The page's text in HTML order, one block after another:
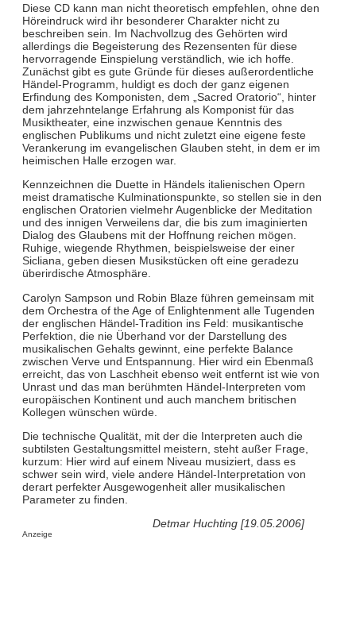
Diese CD kann man nicht theoretisch empfehlen, ohne den
Höreindruck wird ihr besonderer Charakter nicht zu
beschreiben sein. Im Nachvollzug des Gehörten wird
allerdings die Begeisterung des Rezensenten für diese
hervorragende Einspielung verständlich, wie ich hoffe.
Zunächst gibt es gute Gründe für dieses außerordentliche
Händel-Programm, huldigt es doch der ganz eigenen
Erfindung des Komponisten, dem „Sacred Oratorio“, hinter
dem jahrzehntelange Erfahrung als Komponist für das
Musiktheater, eine inzwischen genaue Kenntnis des
englischen Publikums und nicht zuletzt eine eigene feste
Verankerung im evangelischen Glauben steht, in dem er im
heimischen Halle erzogen war.
Kennzeichnen die Duette in Händels italienischen Opern
meist dramatische Kulminationspunkte, so stellen sie in den
englischen Oratorien vielmehr Augenblicke der Meditation
und des innigen Verweilens dar, die bis zum imaginierten
Dialog des Glaubens mit der Hoffnung reichen mögen.
Ruhige, wiegende Rhythmen, beispielsweise der einer
Sicliana, geben diesen Musikstücken oft eine geradezu
überirdische Atmosphäre.
Carolyn Sampson und Robin Blaze führen gemeinsam mit
dem Orchestra of the Age of Enlightenment alle Tugenden
der englischen Händel-Tradition ins Feld: musikantische
Perfektion, die nie Überhand vor der Darstellung des
musikalischen Gehalts gewinnt, eine perfekte Balance
zwischen Verve und Entspannung. Hier wird ein Ebenmaß
erreicht, das von Laschheit ebenso weit entfernt ist wie von
Unrast und das man berühmten Händel-Interpreten vom
europäischen Kontinent und auch manchem britischen
Kollegen wünschen würde.
Die technische Qualität, mit der die Interpreten auch die
subtilsten Gestaltungsmittel meistern, steht außer Frage,
kurzum: Hier wird auf einem Niveau musiziert, dass es
schwer sein wird, viele andere Händel-Interpretation von
derart perfekter Ausgewogenheit aller musikalischen
Parameter zu finden.
Detmar Huchting [19.05.2006]
Anzeige